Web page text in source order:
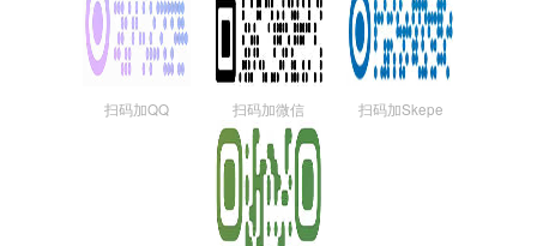
扫码加QQ 扫码加微信 扫码加Skepe